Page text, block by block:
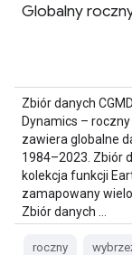
Globalny
Zbiór danych
Dynamics –
zawiera globalne
1984–2023. Zbiór
kolekcja funkcji
zamapowany
Zbiór danych …
roczny